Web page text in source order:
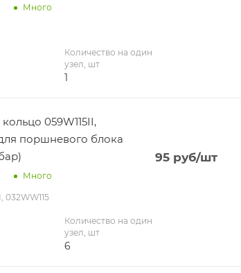
Много
Количество на один
узел, шт
1
059W115II,
поршневого блока
Много
032WW115
95руб/шт
Количество на один
узел, шт
6